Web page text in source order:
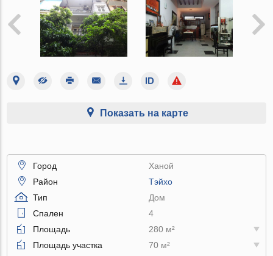
Показать на карте
Город
Ханой
Район
Тэйхо
Тип
Дом
Спален
4
Площадь
280 м²
Площадь участка
70 м²